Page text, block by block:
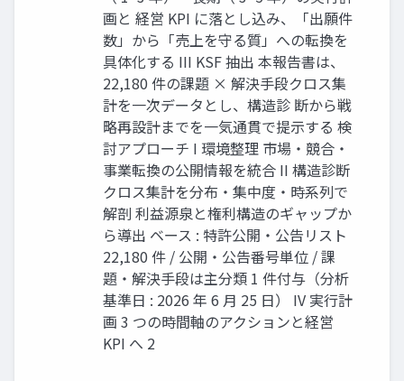
画と 経営 KPI に落とし込み、「出願件
数」から「売上を守る質」への転換を
具体化する III KSF 抽出 本報告書は、
22,180 件の課題 × 解決手段クロス集
計を一次データとし、構造診 断から戦
略再設計までを一気通貫で提示する 検
討アプローチ I 環境整理 市場・競合・
事業転換の公開情報を統合 II 構造診断
クロス集計を分布・集中度・時系列で
解剖 利益源泉と権利構造のギャップか
ら導出 ベース : 特許公開・公告リスト
22,180 件 / 公開・公告番号単位 / 課
題・解決手段は主分類 1 件付与（分析
基準日 : 2026 年 6 月 25 日） IV 実行計
画 3 つの時間軸のアクションと経営
KPI へ 2